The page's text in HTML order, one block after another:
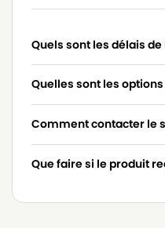
Quels sont les délais
Quelles sont les
Comment contacter le
Que faire si le produit